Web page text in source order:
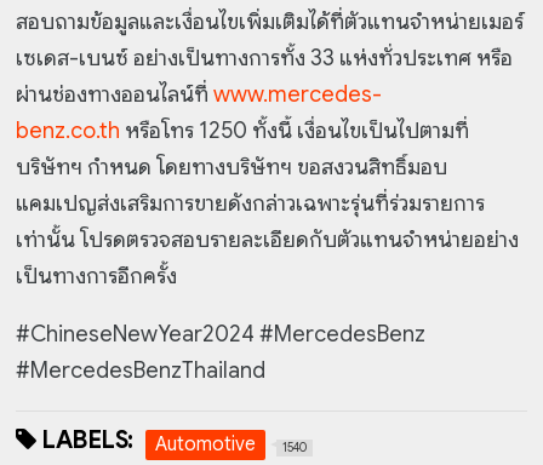
สอบถามข้อมูลและเงื่อนไขเพิ่มเติมได้ที่ตัวแทนจำหน่ายเมอร์
เซเดส-เบนซ์ อย่างเป็นทางการทั้ง 33 แห่งทั่วประเทศ หรือ
ผ่านช่องทางออนไลน์ที่www.mercedes-
benz.co.th หรือโทร 1250 ทั้งนี้ เงื่อนไขเป็นไปตามที่
บริษัทฯ กำหนด โดยทางบริษัทฯ ขอสงวนสิทธิ์มอบ
แคมเปญส่งเสริมการขายดังกล่าวเฉพาะรุ่นที่ร่วมรายการ
เท่านั้น โปรดตรวจสอบรายละเอียดกับตัวแทนจำหน่ายอย่าง
เป็นทางการอีกครั้ง
#ChineseNewYear2024 #MercedesBenz
#MercedesBenzThailand
LABELS: Automotive 1540